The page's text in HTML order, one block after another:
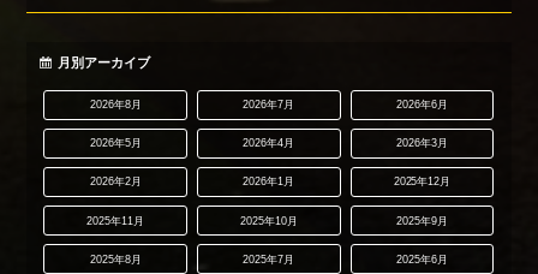
月別アーカイブ
2026年8月 2026年7月 2026年6月
2026年5月 2026年4月 2026年3月
2026年2月 2026年1月 2025年12月
2025年11月 2025年10月 2025年9月
2025年8月 2025年7月 2025年6月